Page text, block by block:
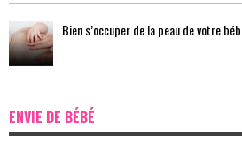
Bien s’occuper de la peau de votre
ENVIE DE BÉBÉ